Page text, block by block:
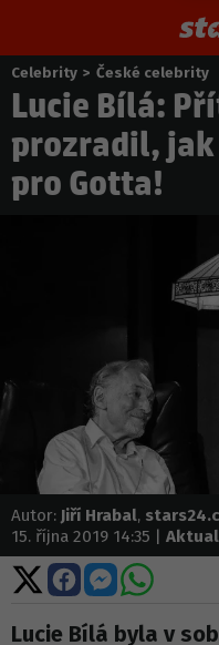
Nacházíte
se
zde:
Celebrity > České celebrity
Lucie Bílá:
prozradil,
pro Gotta!
Autor: Jiří Hrabal,
15. října 2019 14:35 |
Sdílet
na
X
Sdílet
na
Facebooku
Sdílet
na
Sdílet
Lucie Bílá byla v